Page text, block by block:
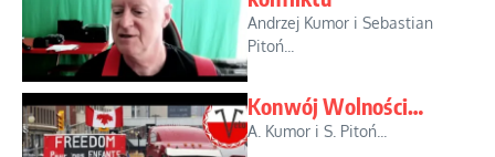
Andrzej Kumor i Sebastian
Pitoń...
Konwój Wolności…
A. Kumor i S. Pitoń...